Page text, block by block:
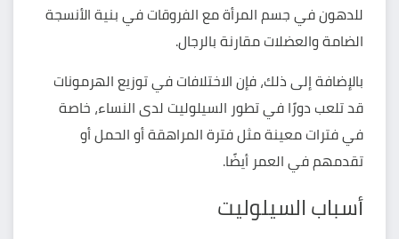
للدهون في جسم المرأة مع الفروقات في بنية الأنسجة
الضامة والعضلات مقارنة بالرجال.
بالإضافة إلى ذلك، فإن الاختلافات في توزيع الهرمونات
قد تلعب دورًا في تطور السيلوليت لدى النساء، خاصة
في فترات معينة مثل فترة المراهقة أو الحمل أو
تقدمهم في العمر أيضًا.
أسباب السيلوليت